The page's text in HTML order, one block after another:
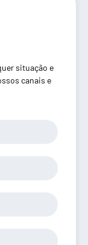
situação e
canais e